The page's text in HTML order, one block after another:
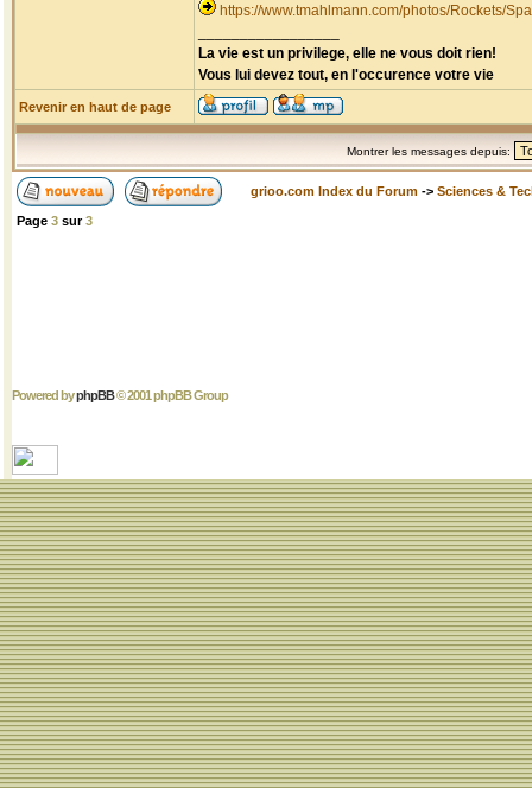
https://www.tmahlmann.com/photos/Rockets/
La vie est un privilege, elle ne vous doit rien!
Vous lui devez tout, en l'occurence votre vie
Revenir en haut de page
Montrer les messages depuis:
grioo.com Index du Forum -> Sciences &
Page 3 sur3
Powered byphpBB© 2001 phpBB Group